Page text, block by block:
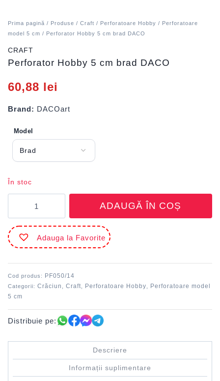
Prima pagină / Produse / Craft / Perforatoare Hobby / Perforatoare
model 5 cm / Perforator Hobby 5 cm brad DACO
CRAFT
Perforator Hobby 5 cm brad DACO
60,88 lei
Brand: DACOart
Model
În stoc
Perforator
Hobby
5
cm
brad
ADAUGĂ ÎN COȘ
Adauga la Favorite
Cod produs: PF050/14
Categorii: Crăciun , Craft, Perforatoare Hobby,
Perforatoare model
5 cm
Distribuie pe:
Descriere
Informații suplimentare